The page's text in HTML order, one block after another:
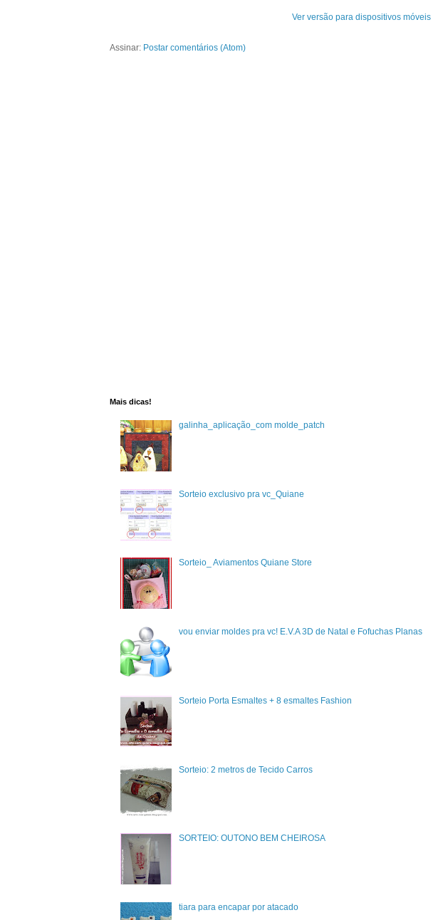
Ver versão para dispositivos móveis
Assinar: Postar comentários (Atom)
Mais dicas!
galinha_aplicação_com molde_patch
Sorteio exclusivo pra vc_Quiane
Sorteio_ Aviamentos Quiane Store
vou enviar moldes pra vc! E.V.A 3D de Natal e Fofuchas Planas
Sorteio Porta Esmaltes + 8 esmaltes Fashion
Sorteio: 2 metros de Tecido Carros
SORTEIO: OUTONO BEM CHEIROSA
tiara para encapar por atacado